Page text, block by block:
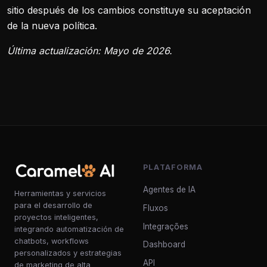
sitio después de los cambios constituye su aceptación
de la nueva política.
Última actualización: Mayo de 2026.
Herramientas y servicios
para el desarrollo de
proyectos inteligentes,
integrando automatización de
chatbots, workflows
personalizados y estrategias
de marketing de alta
PLATAFORMA
Agentes de IA
Fluxos
Integrações
Dashboard
API